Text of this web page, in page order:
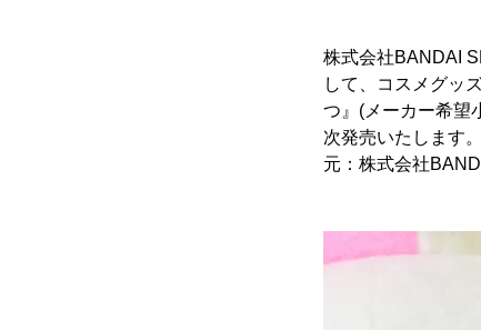
株式会社BANDAI
して、コスメグッ
つ』(メーカー希望
次発売いたします
元：株式会社